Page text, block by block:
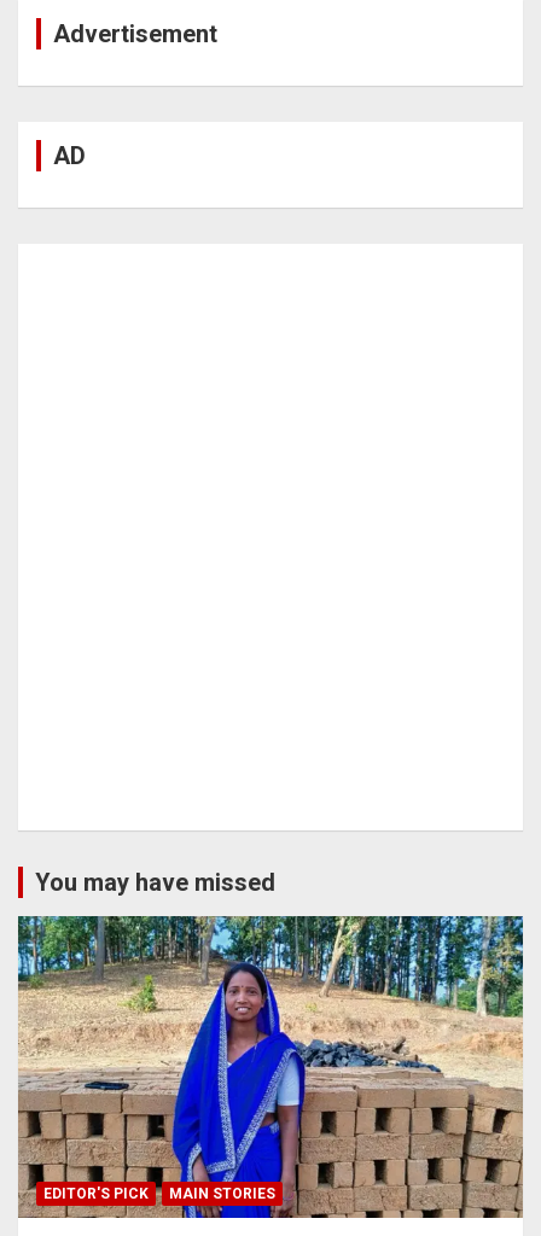
Advertisement
AD
You may have missed
EDITOR'S PICK MAIN STORIES